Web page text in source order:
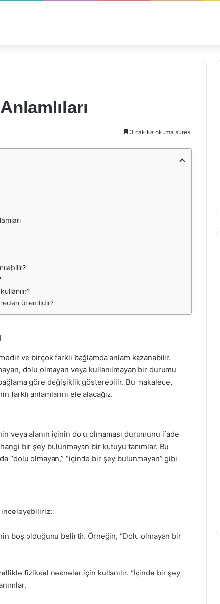
3 dakika okuma süresi
önemlidir?
ve birçok farklı bağlamda anlam kazanabilir.
dolu olmayan veya kullanılmayan bir durumu
göre değişiklik gösterebilir. Bu makalede,
farklı anlamlarını ele alacağız.
veya alanın içinin dolu olmaması durumunu ifade
bir şey bulunmayan bir kutuyu tanımlar. Bu
“dolu olmayan,” “içinde bir şey bulunmayan” gibi
inceleyebiliriz:
boş olduğunu belirtir. Örneğin, “Dolu olmayan bir
fiziksel nesneler için kullanılır. “İçinde bir şey